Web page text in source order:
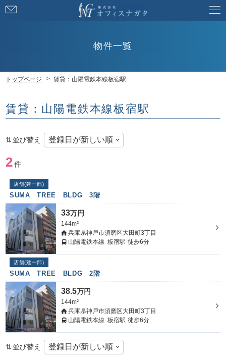
物件一覧
トップページ 賃貸：山陽電鉄本線板宿駅
賃貸：山陽電鉄本線板宿駅
並び替え
2件
店舗(建一部)
SUMA TREE BLDG 3階
144m²
兵庫県神戸市須磨区大田町3丁目
山陽電鉄本線 板宿駅 徒歩6分
33万円
店舗(建一部)
SUMA TREE BLDG 2階
144m²
兵庫県神戸市須磨区大田町3丁目
山陽電鉄本線 板宿駅 徒歩6分
38.5万円
並び替え